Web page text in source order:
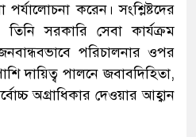
পর্যালোচনা করেন। সংশ্লিষ্টদের
সরকারি সেবা কার্যক্রম
পরিচালনার ওপর
দায়িত্ব পালনে জবাবদিহিতা,
অগ্রাধিকার দেওয়ার আহ্বান